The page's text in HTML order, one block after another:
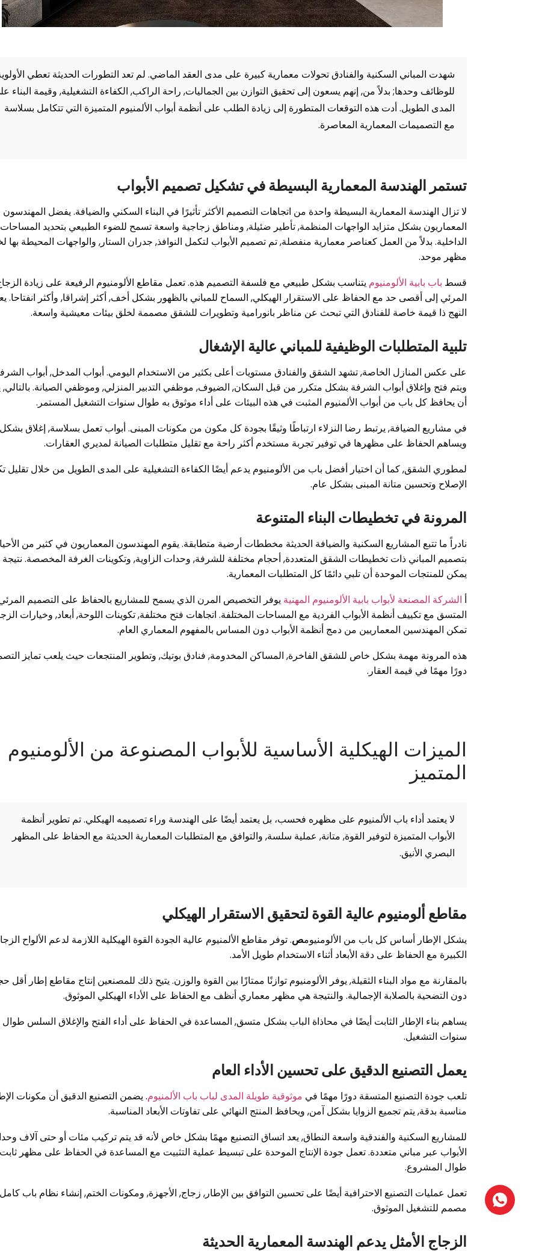
شهدت المباني السكنية والفنادق تحولات معمارية كبيرة على مدى العقد الماضي. لم تعد التطورات الحديثة تعطي
للوظائف وحدها; بدلاً من, إنهم يسعون إلى تحقيق التوازن بين الجماليات, راحة الراكب, الكفاءة التشغيلية, وقيمة البناء
المدى الطويل. أدت هذه التوقعات المتطورة إلى زيادة الطلب على أنظمة أبواب الألمنيوم المتميزة التي تتكامل بسلاسة
مع التصميمات المعمارية المعاصرة.
تستمر الهندسة المعمارية البسيطة في تشكيل تصميم الأبواب
لا تزال الهندسة المعمارية البسيطة واحدة من اتجاهات التصميم الأكثر تأثيرًا في البناء السكني والضيافة. يفضل المهندسون
المعماريون بشكل متزايد الواجهات المنظمة, تأطير ضئيلة, ومناطق زجاجية واسعة تسمح للضوء الطبيعي بتحديد المساحات
الداخلية. بدلاً من العمل كعناصر معمارية منفصلة, تم تصميم الأبواب لتكمل النوافذ, جدران الستار, والواجهات المحيطة بها
مظهر موحد.
قسط باب بابية الألومنيوم يتناسب بشكل طبيعي مع فلسفة التصميم هذه. تعمل مقاطع الألومنيوم الرفيعة على زيادة
المرئي إلى أقصى حد مع الحفاظ على الاستقرار الهيكلي, السماح للمباني بالظهور بشكل أخف, أكثر إشراقا, وأكثر انفتاحا.
النهج ذا قيمة خاصة للفنادق التي تبحث عن مناظر بانورامية وتطويرات للشقق مصممة لخلق بيئات معيشية واسعة.
تلبية المتطلبات الوظيفية للمباني عالية الإشغال
على عكس المنازل الخاصة, تشهد الشقق والفنادق مستويات أعلى بكثير من الاستخدام اليومي. أبواب المدخل, أبواب
ويتم فتح وإغلاق أبواب الشرفة بشكل متكرر من قبل السكان, الضيوف, موظفي التدبير المنزلي, وموظفي الصيانة.
أن يحافظ كل باب من أبواب الألمنيوم المثبت في هذه البيئات على أداء موثوق به طوال سنوات التشغيل المستمر.
في مشاريع الضيافة, يرتبط رضا النزلاء ارتباطًا وثيقًا بجودة كل مكون من مكونات المبنى. أبواب تعمل بسلاسة, إغلاق
ويساهم الحفاظ على مظهرها في توفير تجربة مستخدم أكثر راحة مع تقليل متطلبات الصيانة لمديري العقارات.
لمطوري الشقق, كما أن اختيار أفضل باب من الألومنيوم يدعم أيضًا الكفاءة التشغيلية على المدى الطويل من خلال تقليل
الإصلاح وتحسين متانة المبنى بشكل عام.
المرونة في تخطيطات البناء المتنوعة
نادراً ما تتبع المشاريع السكنية والضيافة الحديثة مخططات أرضية متطابقة. يقوم المهندسون المعماريون في كثير من
بتصميم المباني ذات تخطيطات الشقق المتعددة, أحجام مختلفة للشرفة, وحدات الزاوية, وتكوينات الغرفة المخصصة. نتيجة
يمكن للمنتجات الموحدة أن تلبي دائمًا كل المتطلبات المعمارية.
أ الشركة المصنعة لأبواب بابية الألومنيوم المهنية يوفر التخصيص المرن الذي يسمح للمشاريع بالحفاظ على التصميم
المتسق مع تكييف أنظمة الأبواب الفردية مع المساحات المختلفة. اتجاهات فتح مختلفة, تكوينات اللوحة, أبعاد, وخيارات
تمكن المهندسين المعماريين من دمج أنظمة الأبواب دون المساس بالمفهوم المعماري العام.
هذه المرونة مهمة بشكل خاص للشقق الفاخرة, المساكن المخدومة, فنادق بوتيك, وتطوير المنتجعات حيث يلعب تمايز
دورًا مهمًا في قيمة العقار.
الميزات الهيكلية الأساسية للأبواب المصنوعة من الألومنيوم
المتميز
لا يعتمد أداء باب الألمنيوم على مظهره فحسب، بل يعتمد أيضًا على الهندسة وراء تصميمه الهيكلي. تم تطوير أنظمة
الأبواب المتميزة لتوفير القوة, متانة, عملية سلسة, والتوافق مع المتطلبات المعمارية الحديثة مع الحفاظ على المظهر
البصري الأنيق.
مقاطع ألومنيوم عالية القوة لتحقيق الاستقرار الهيكلي
يشكل الإطار أساس كل باب من الألومنيومص. توفر مقاطع الألمنيوم عالية الجودة القوة الهيكلية اللازمة لدعم الألواح
الكبيرة مع الحفاظ على دقة الأبعاد أثناء الاستخدام طويل الأمد.
بالمقارنة مع مواد البناء الثقيلة, يوفر الألومنيوم توازنًا ممتازًا بين القوة والوزن. يتيح ذلك للمصنعين إنتاج مقاطع إطار أقل
دون التضحية بالصلابة الإجمالية. والنتيجة هي مظهر معماري أنظف مع الحفاظ على الأداء الهيكلي الموثوق.
يساهم بناء الإطار الثابت أيضًا في محاذاة الباب بشكل متسق, المساعدة في الحفاظ على أداء الفتح والإغلاق السلس طوال
سنوات التشغيل.
يعمل التصنيع الدقيق على تحسين الأداء العام
تلعب جودة التصنيع المتسقة دورًا مهمًا في موثوقية طويلة المدى لباب باب الألمنيوم. يضمن التصنيع الدقيق أن مكونات
مناسبة بدقة, يتم تجميع الزوايا بشكل آمن, ويحافظ المنتج النهائي على تفاوتات الأبعاد المناسبة.
للمشاريع السكنية والفندقية واسعة النطاق, يعد اتساق التصنيع مهمًا بشكل خاص لأنه قد يتم تركيب مئات أو حتى آلاف
الأبواب عبر مباني متعددة. تعمل جودة الإنتاج الموحدة على تبسيط عملية التثبيت مع المساعدة في الحفاظ على مظهر ثابت
طوال المشروع.
تعمل عمليات التصنيع الاحترافية أيضًا على تحسين التوافق بين الإطار, زجاج, الأجهزة, ومكونات الختم, إنشاء نظام باب كامل
مصمم للتشغيل الموثوق.
الزجاج الأمثل يدعم الهندسة المعمارية الحديثة